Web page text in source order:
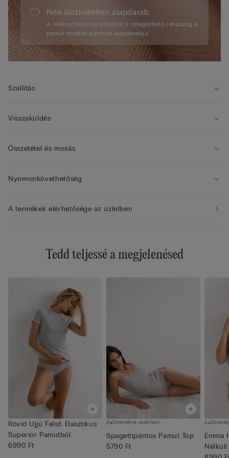
Nélkülözhetetlen alapdarab
A melltartóktól és alsóktól a rétegezhető ruházatig a
pamut minden gardrób alapdarabja.
Szállítás
Visszaküldés
Összetétel és mosás
Nyomonkövethetőség
A termékek elérhetősége az üzletben
Tedd teljessé a megjelenésed
Rövid Ujjú Felső Elasztikus
Superior Pamutból
6990 Ft
Személyre szabható
Spagettipántos Pamut Top
5790 Ft
Emma
Nélküli